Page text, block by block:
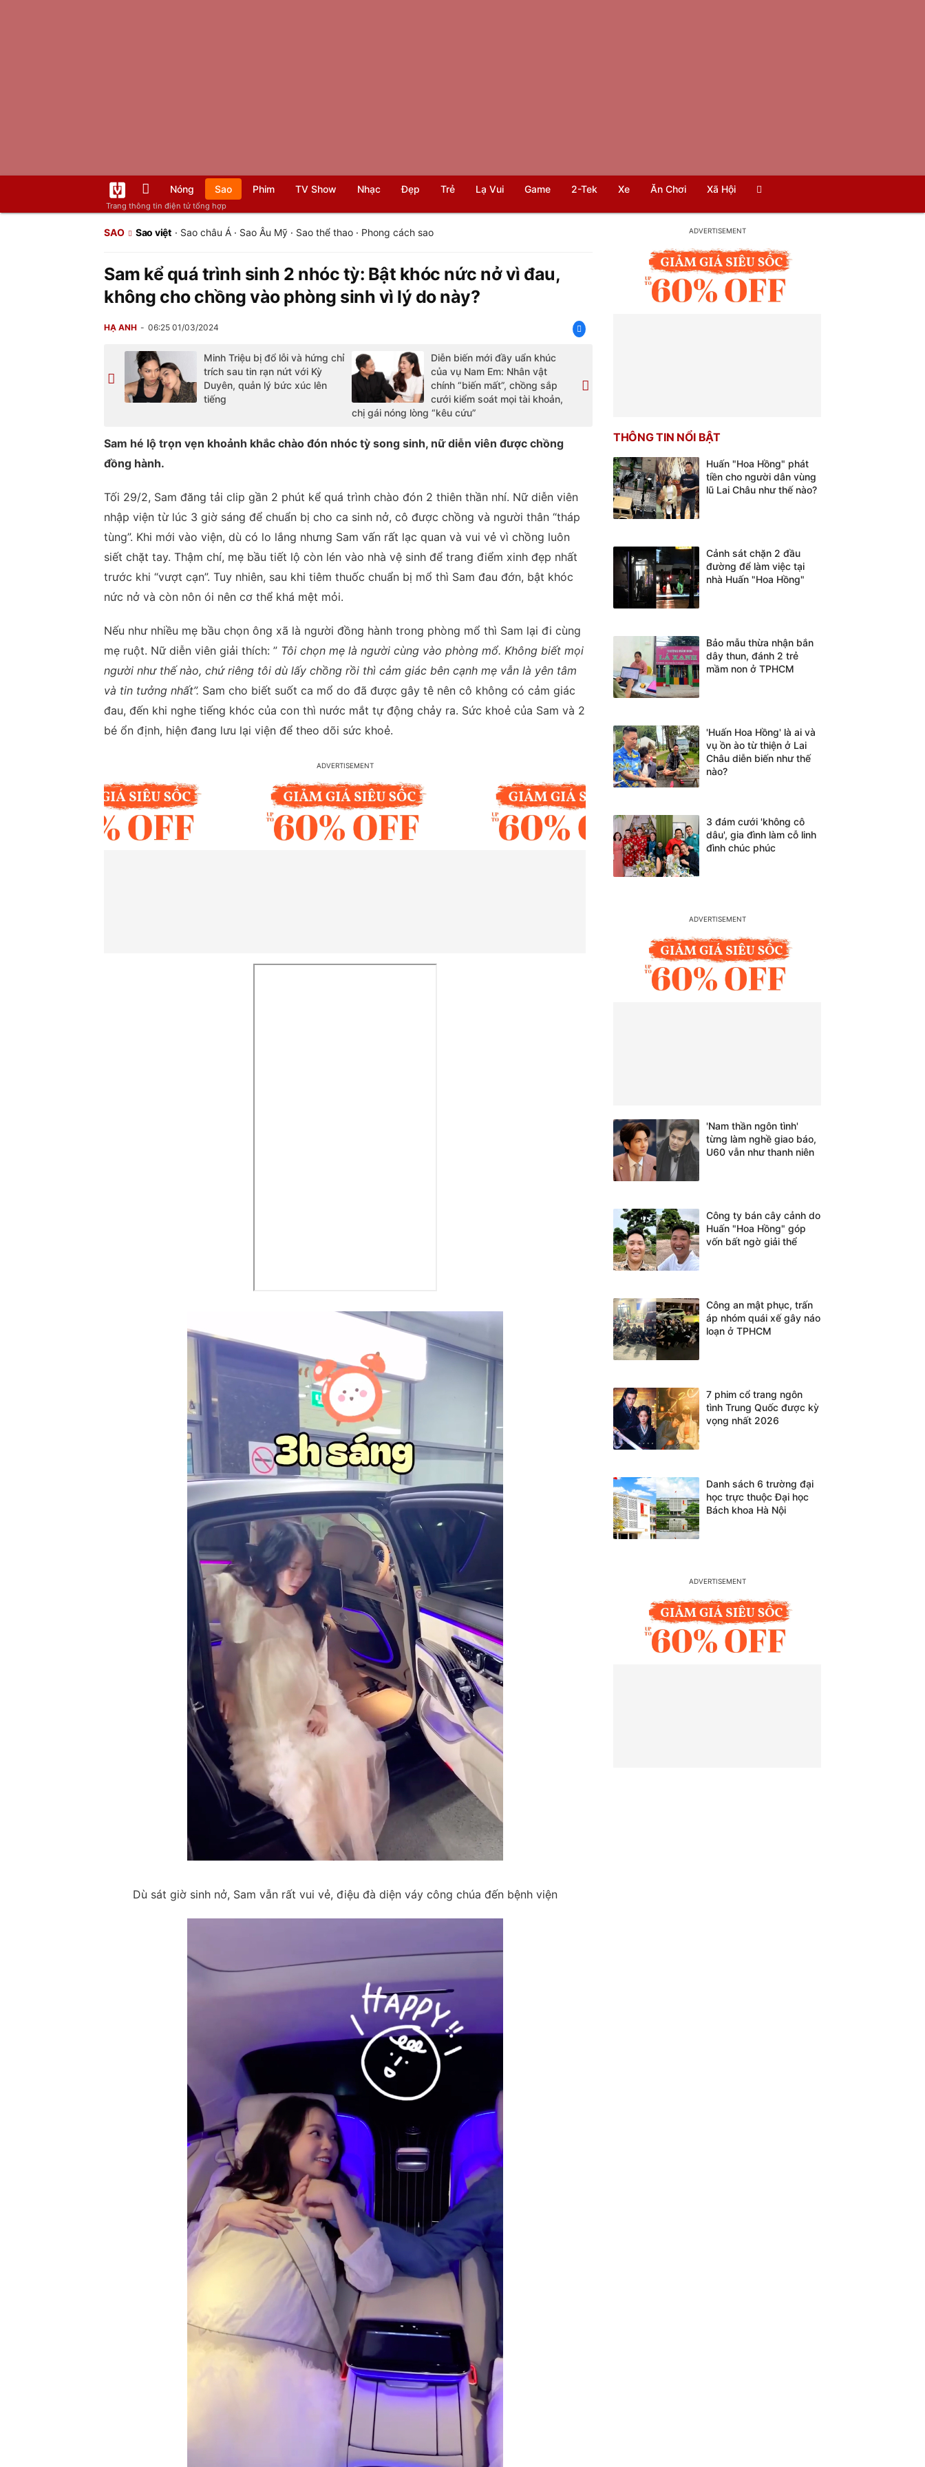
Trang thông tin điện tử tổng hợp
Nóng Sao Phim TV Show Nhạc Đẹp Trẻ Lạ Vui Game 2-Tek Xe Ăn Chơi Xã Hội
SAO Sao việt · Sao châu Á· Sao Âu Mỹ· Sao thể thao· Phong cách sao
Sam kể quá trình sinh 2 nhóc tỳ: Bật khóc nức nở vì đau,
không cho chồng vào phòng sinh vì lý do này?
HẠ ANH 06:25 01/03/2024
Minh Triệu bị đổ lỗi và hứng chỉ
trích sau tin rạn nứt với Kỳ
Duyên, quản lý bức xúc lên
tiếng
Diễn biến mới đầy uẩn khúc
của vụ Nam Em: Nhân vật
chính “biến mất”, chồng sắp
cưới kiểm soát mọi tài khoản,
chị gái nóng lòng “kêu cứu”
Sam hé lộ trọn vẹn khoảnh khắc chào đón nhóc tỳ song sinh, nữ diễn viên được chồng
đồng hành.
Tối 29/2, Sam đăng tải clip gần 2 phút kể quá trình chào đón 2 thiên thần nhí. Nữ diễn viên
nhập viện từ lúc 3 giờ sáng để chuẩn bị cho ca sinh nở, cô được chồng và người thân “tháp
tùng”. Khi mới vào viện, dù có lo lắng nhưng Sam vấn rất lạc quan và vui vẻ vì chồng luôn
siết chặt tay. Thậm chí, mẹ bầu tiết lộ còn lén vào nhà vệ sinh để trang điểm xinh đẹp nhất
trước khi “vượt cạn”. Tuy nhiên, sau khi tiêm thuốc chuẩn bị mổ thì Sam đau đớn, bật khóc
nức nở và còn nôn ói nên cơ thể khá mệt mỏi.
Nếu như nhiều mẹ bầu chọn ông xã là người đồng hành trong phòng mổ thì Sam lại đi cùng
mẹ ruột. Nữ diễn viên giải thích: ” Tôi chọn mẹ là người cùng vào phòng mổ. Không biết mọi
người như thế nào, chứ riêng tôi dù lấy chồng rồi thì cảm giác bên cạnh mẹ vẫn là yên tâm
và tin tưởng nhất”. Sam cho biết suốt ca mổ do đã được gây tê nên cô không có cảm giác
đau, đến khi nghe tiếng khóc của con thì nước mắt tự động chảy ra. Sức khoẻ của Sam và 2
bé ổn định, hiện đang lưu lại viện để theo dõi sức khoẻ.
Dù sát giờ sinh nở, Sam vẫn rất vui vẻ, điệu đà diện váy công chúa đến bệnh viện
THÔNG TIN NỔI BẬT
Huấn "Hoa Hồng" phát
tiền cho người dân vùng
lũ Lai Châu như thế nào?
Cảnh sát chặn 2 đầu
đường để làm việc tại
nhà Huấn "Hoa Hồng"
Bảo mẫu thừa nhận bắn
dây thun, đánh 2 trẻ
mầm non ở TPHCM
'Huấn Hoa Hồng' là ai và
vụ ồn ào từ thiện ở Lai
Châu diễn biến như thế
nào?
3 đám cưới 'không cô
dâu', gia đình làm cỗ linh
đình chúc phúc
'Nam thần ngôn tình'
từng làm nghề giao báo,
U60 vẫn như thanh niên
Công ty bán cây cảnh do
Huấn "Hoa Hồng" góp
vốn bất ngờ giải thể
Công an mật phục, trấn
áp nhóm quái xế gây náo
loạn ở TPHCM
7 phim cổ trang ngôn
tình Trung Quốc được kỳ
vọng nhất 2026
Danh sách 6 trường đại
học trực thuộc Đại học
Bách khoa Hà Nội